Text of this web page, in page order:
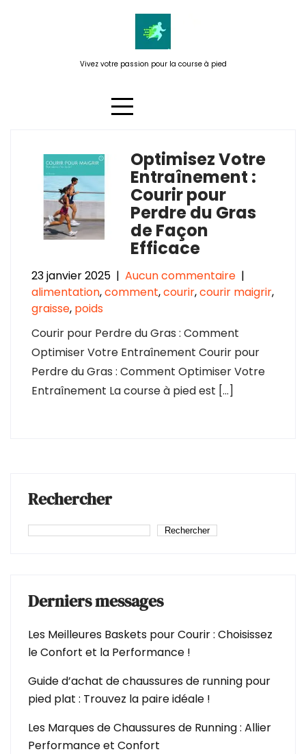
Vivez votre passion pour la course à pied
Étiquette : courir à jeun
Optimisez Votre
Entraînement :
Courir pour
Perdre du Gras
de Façon
Efficace
23 janvier 2025 | Aucun commentaire |
alimentation,comment,courir,courir maigrir,
graisse, poids
Courir pour Perdre du Gras : Comment
Optimiser Votre Entraînement Courir pour
Perdre du Gras : Comment Optimiser Votre
Entraînement La course à pied est […]
Rechercher
Rechercher
Derniers messages
Les Meilleures Baskets pour Courir : Choisissez
le Confort et la Performance !
Guide d’achat de chaussures de running pour
pied plat : Trouvez la paire idéale !
Les Marques de Chaussures de Running : Allier
Performance et Confort